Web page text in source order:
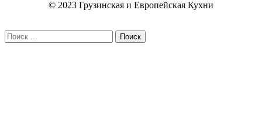
© 2023 Грузинская и Европейская Кухни